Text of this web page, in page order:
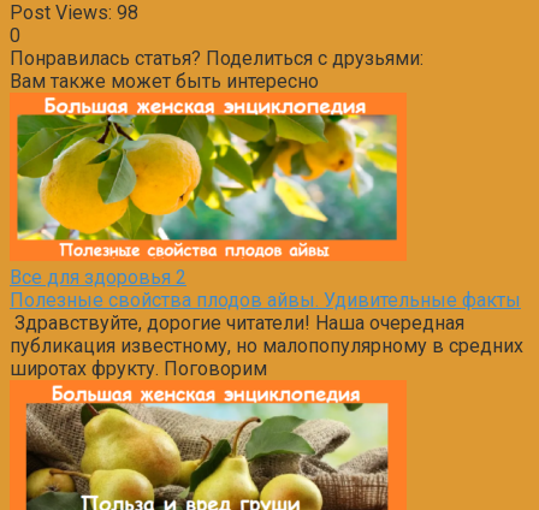
Post Views: 98
0
Понравилась статья? Поделиться с друзьями:
Вам также может быть интересно
Все для здоровья 2
Полезные свойства плодов айвы. Удивительные факты
Здравствуйте, дорогие читатели! Наша очередная
публикация известному, но малопопулярному в средних
широтах фрукту. Поговорим